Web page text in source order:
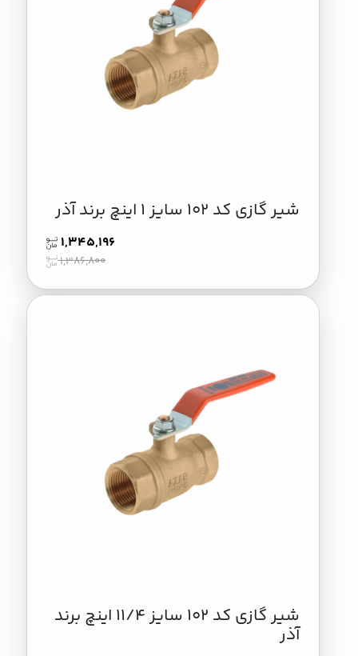
شیر گازی کد 102 سایز 1 اینچ برند آذر
1,345,196
1,386,800
شیر گازی کد 102 سایز 11/4 اینچ برند
آذر